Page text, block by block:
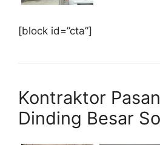
[block id=”cta”]
Kontraktor
Dinding Besar